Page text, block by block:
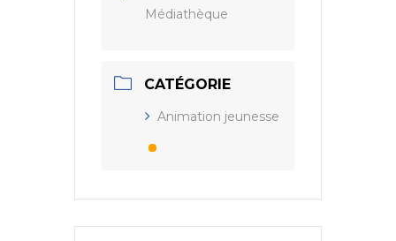
Médiathèque
CATÉGORIE
Animation jeunesse